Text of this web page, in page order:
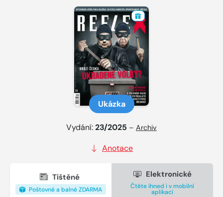
Ukázka
Vydání:23/2025 – Archiv
Anotace
Tištěné
Poštovné a balné ZDARMA
Elektronické
Čtěte ihned i v mobilní
aplikaci